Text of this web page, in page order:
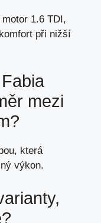
1.6 TDI,
při nižší
mezi
která
výkon.